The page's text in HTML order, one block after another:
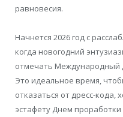
равновесия.
Начнется 2026 год с
когда новогодний
отмечать Международный
Это идеальное время,
отказаться от дресс-
эстафету Днем